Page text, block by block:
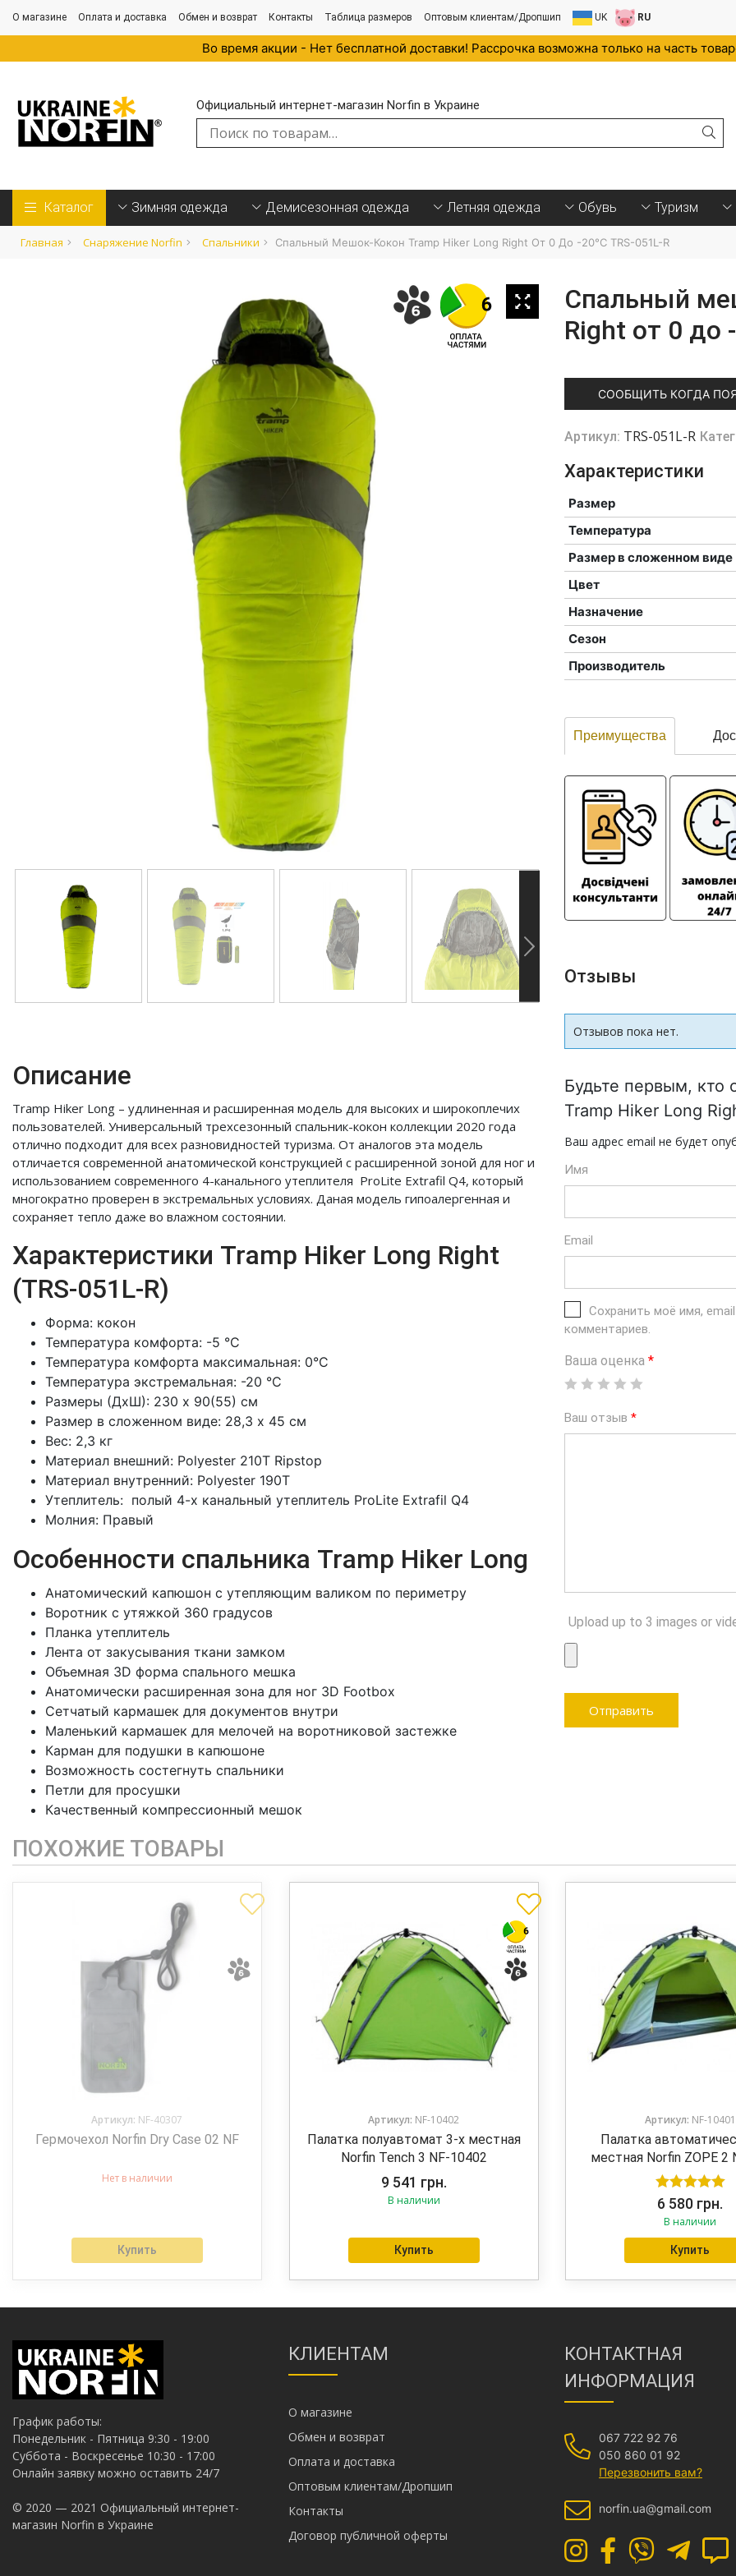
О магазине Оплата и доставка Обмен и возврат Контакты Таблица размеров Оптовым клиентам/Дропшип UK RU
Во время акции - Нет бесплатной доставки! Рассрочка возможна только на часть
Официальный интернет-магазин Norfin в Украине
Искать:
Каталог Зимняя одежда Демисезонная одежда Летняя одежда Обувь Туризм
Главная Снаряжение Norfin Спальники Спальный Мешок-Кокон Tramp Hiker Long Right От 0 До -20°С TRS-051L-R
Описание
Tramp Hiker Long – удлиненная и расширенная модель для высоких и широкоплечих
пользователей. Универсальный трехсезонный спальник-кокон коллекции 2020 года
отлично подходит для всех разновидностей туризма. От аналогов эта модель
отличается современной анатомической конструкцией с расширенной зоной для ног и
использованием современного 4-канального утеплителя ProLite Extrafil Q4, который
многократно проверен в экстремальных условиях. Даная модель гипоалергенная и
сохраняет тепло даже во влажном состоянии.
Характеристики Tramp Hiker Long Right
(TRS-051L-R)
Форма: кокон
Температура комфорта: -5 °С
Температура комфорта максимальная: 0°С
Температура экстремальная: -20 °С
Размеры (ДхШ): 230 х 90(55) см
Размер в сложенном виде: 28,3 x 45 см
Вес: 2,3 кг
Материал внешний: Polyester 210T Ripstop
Материал внутренний: Polyester 190T
Утеплитель: полый 4-х канальный утеплитель ProLite Extrafil Q4
Молния: Правый
Особенности спальника Tramp Hiker Long
Анатомический капюшон с утепляющим валиком по периметру
Воротник с утяжкой 360 градусов
Планка утеплитель
Лента от закусывания ткани замком
Объемная 3D форма спального мешка
Анатомически расширенная зона для ног 3D Footbox
Сетчатый кармашек для документов внутри
Маленький кармашек для мелочей на воротниковой застежке
Карман для подушки в капюшоне
Возможность состегнуть спальники
Петли для просушки
Качественный компрессионный мешок
Спальный
Right от 0 до
СООБЩИТЬ КОГДА
Артикул: TRS-051L-R
Характеристики
Размер
Температура
Размер в сложенном виде
Цвет
Назначение
Сезон
Производитель
Преимущества
Отзывы
Отзывов пока нет.
Будьте первым, кто
Tramp Hiker Long
Ваш адрес email не будет
Имя
Email
Сохранить моё имя,
комментариев.
Ваша оценка *
Ваш отзыв *
Upload up to 3 images or
ПОХОЖИЕ ТОВАРЫ
Артикул: NF-40307
Гермочехол Norfin Dry Case 02 NF
Нет в наличии
Купить
Артикул: NF-10402
Палатка полуавтомат 3-х местная
Norfin Tench 3 NF-10402
9 541 грн.
В наличии
Купить
Артикул: NF-10401
Палатка
местная Norfin ZOPE 2
Оценка5.00
из 5
6 580 грн.
В наличии
Купить
График работы:
Понедельник - Пятница 9:30 - 19:00
Суббота - Воскресенье 10:30 - 17:00
Онлайн заявку можно оставить 24/7
© 2020 — 2021 Официальный интернет-
магазин Norfin в Украине
КЛИЕНТАМ
О магазине
Обмен и возврат
Оплата и доставка
Оптовым клиентам/Дропшип
Контакты
Договор публичной оферты
КОНТАКТНАЯ
ИНФОРМАЦИЯ
067 722 92 76
050 860 01 92
Перезвонить вам?
norfin.ua@gmail.com